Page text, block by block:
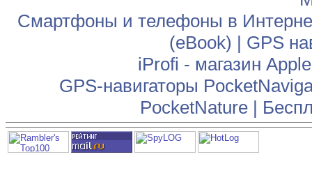
Смартфоны и телефоны в
(eBook) | GPS
iProfi - магазин
GPS-навигаторы
PocketNature|